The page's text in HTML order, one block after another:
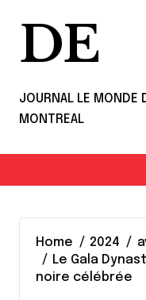
DE
JOURNAL LE MONDE
MONTREAL
Home 2024
Le Gala
noire célébrée